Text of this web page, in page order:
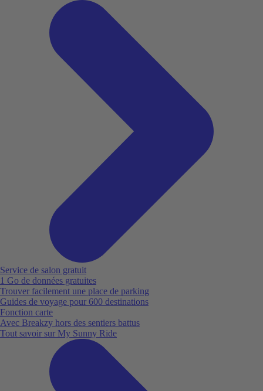
Service de salon gratuit
1 Go de données gratuites
Trouver facilement une place de parking
Guides de voyage pour 600 destinations
Fonction carte
Avec Breakzy hors des sentiers battus
Tout savoir sur My Sunny Ride